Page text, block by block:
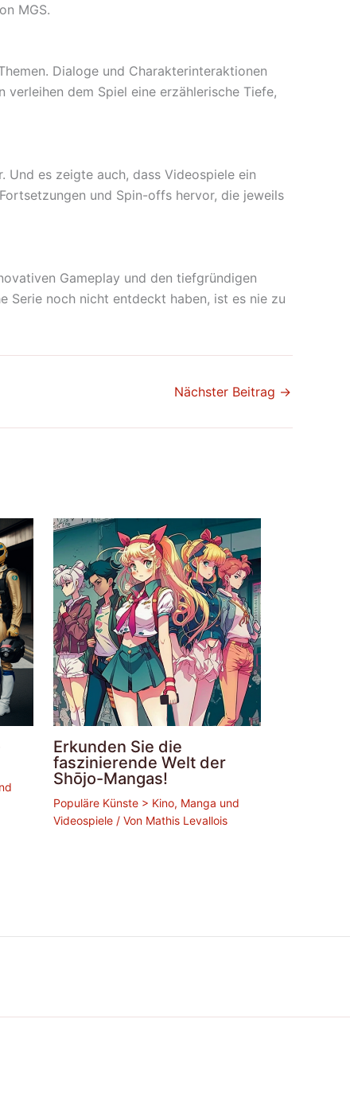
MGS.
Dialoge und Charakterinteraktionen
dem Spiel eine erzählerische Tiefe,
Und es zeigte auch, dass Videospiele ein
und Spin-offs hervor, die jeweils
Gameplay und den tiefgründigen
Serie noch nicht entdeckt haben, ist es nie zu
Nächster Beitrag →
Erkunden Sie die
faszinierende Welt der
Shōjo-Mangas!
Populäre Künste > Kino, Manga und
Videospiele/ Von Mathis Levallois